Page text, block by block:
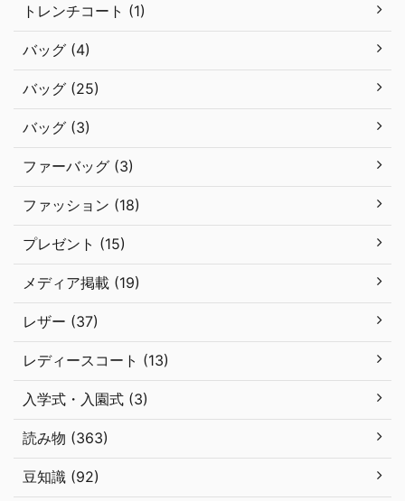
トレンチコート (1)
バッグ (4)
バッグ (25)
バッグ (3)
ファーバッグ (3)
ファッション (18)
プレゼント (15)
メディア掲載 (19)
レザー (37)
レディースコート (13)
入学式・入園式 (3)
読み物 (363)
豆知識 (92)